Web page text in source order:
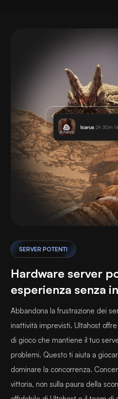
SERVER POTENTI
Hardware server
esperienza senza
Abbandona la frustrazione dei
inattività imprevisti. Ultahost
di gioco che mantiene il tuo
problemi. Questo ti aiuta a
dominare la concorrenza.
vittoria, non sulla paura della